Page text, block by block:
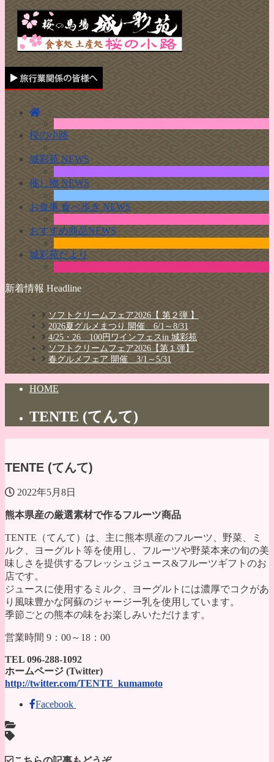
桜の小路
城彩苑 NEWS
催し物 NEWS
お食事 食べ歩き NEWS
おすすめ商品NEWS
城彩苑だより
新着情報 Headline
ソフトクリームフェア2026【 第２弾 】
2026夏グルメまつり 開催 6/1～8/31
4/25・26 100円ワインフェスin 城彩苑
ソフトクリームフェア2026【第１弾】
春グルメフェア 開催 3/1～5/31
HOME
TENTE (てんて)
TENTE (てんて)
2022年5月8日
熊本県産の厳選素材で作るフルーツ商品
TENTE（てんて）は、主に熊本県産のフルーツ、野菜、ミ
ルク、ヨーグルト等を使用し、フルーツや野菜本来の旬の美
味しさを提供するフレッシュジュース&フルーツギフトのお
店です。
ジュースに使用するミルク、ヨーグルトには濃厚でコクがあ
り風味豊かな阿蘇のジャージー乳を使用しています。
季節ごとの熊本の味をお楽しみいただけます。
営業時間 9：00～18：00
TEL 096-288-1092
ホームページ (Twitter)
http://twitter.com/TENTE_kumamoto
Facebook